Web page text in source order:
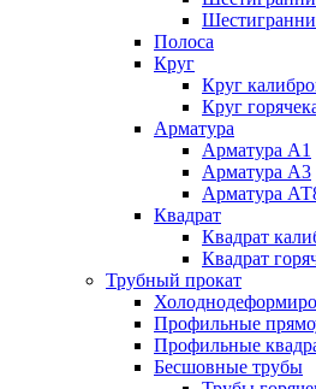
Полоса
Круг
Круг
Круг
Арматура
Арматура А1
Арматура А3
Арматура
Квадрат
Квадрат
Квадрат
Трубный прокат
Профильные
Профильные
Бесшовные трубы